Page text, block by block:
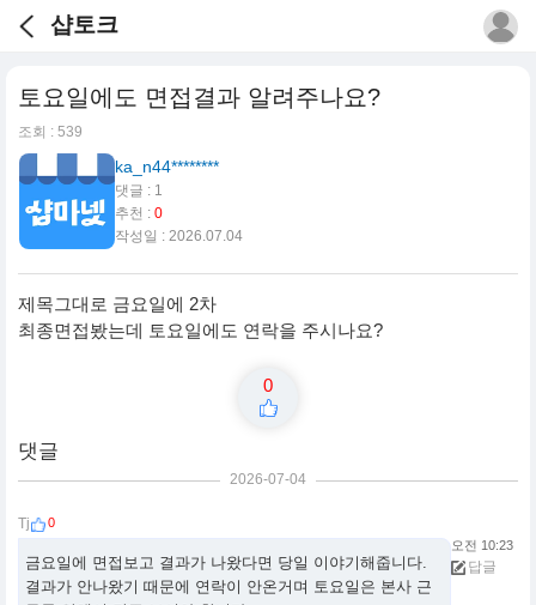
샵토크
토요일에도 면접결과 알려주나요?
조회 : 539
ka_n44********
댓글 : 1
추천 : 0
작성일 : 2026.07.04
제목그대로 금요일에 2차
최종면접봤는데 토요일에도 연락을 주시나요?
0
댓글
2026-07-04
Tj 0
금요일에 면접보고 결과가 나왔다면 당일 이야기해줍니다.
결과가 안나왔기 때문에 연락이 안온거며 토요일은 본사 근
오전 10:23
답글